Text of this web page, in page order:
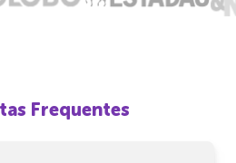
Frequentes